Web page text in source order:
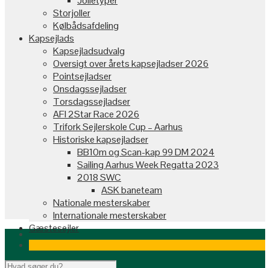
Storjoller
Kølbådsafdeling
Kapsejlads
Kapsejladsudvalg
Oversigt over årets kapsejladser 2026
Pointsejladser
Onsdagssejladser
Torsdagssejladser
AFI 2Star Race 2026
Trifork Sejlerskole Cup – Aarhus
Historiske kapsejladser
BB10m og Scan-kap 99 DM 2024
Sailing Aarhus Week Regatta 2023
2018 SWC
ASK baneteam
Nationale mesterskaber
Internationale mesterskaber
Gæstesejler